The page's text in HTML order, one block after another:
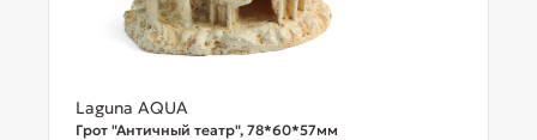
Laguna AQUA
Грот "Античный театр", 78*60*57мм